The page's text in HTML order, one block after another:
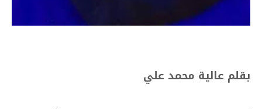
بقلم عالية محمد علي